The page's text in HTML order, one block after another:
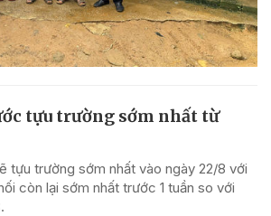
tựu trường sớm nhất từ
tựu trường sớm nhất vào ngày 22/8 với
còn lại sớm nhất trước 1 tuần so với